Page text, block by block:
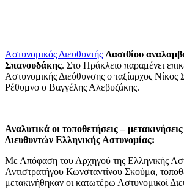
Αστυνομικός Διευθυντής Λασιθίου
Σπανουδάκης. Στο Ηράκλειο παραμένει
Αστυνομικής Διεύθυνσης ο ταξίαρχος Νίκος
Ρέθυμνο ο Βαγγέλης Αλεβυζάκης.
Αναλυτικά οι τοποθετήσεις –
Διευθυντών Ελληνικής Αστυνομίας:
Με Απόφαση του Αρχηγού της Ελληνικής
Αντιστρατήγου Κωνσταντίνου Σκούμα,
μετακινήθηκαν οι κατωτέρω Αστυνομικοί